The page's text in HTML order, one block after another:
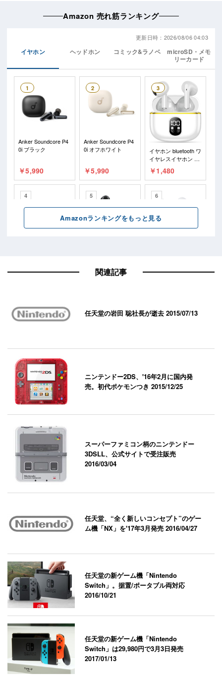
関連記事
任天堂の岩田 聡社長が逝去2015/07/13
ニンテンドー2DS、'16年2月に国内発
売。初代ポケモンつき2015/12/25
スーパーファミコン柄のニンテンドー
3DSLL、公式サイトで受注販売
2016/03/04
任天堂、“全く新しいコンセプト”のゲー
ム機「NX」を'17年3月発売2016/04/27
任天堂の新ゲーム機「Nintendo
Switch」。据置/ポータブル両対応
2016/10/21
任天堂の新ゲーム機「Nintendo
Switch」は29,980円で3月3日発売
2017/01/13